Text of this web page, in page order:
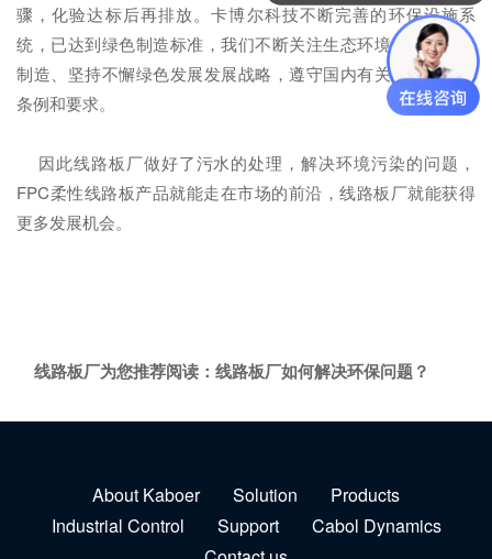
骤，化验达标后再排放。卡博尔科技不断完善的环保设施系
统，已达到绿色制造标准，我们不断关注生态环境保护与绿色
制造、坚持不懈绿色发展发展战略，遵守国内有关的环境保护
条例和要求。
因此线路板厂做好了污水的处理，解决环境污染的问题，
FPC柔性线路板产品就能走在市场的前沿，线路板厂就能获得
更多发展机会。
线路板厂为您推荐阅读： 线路板厂如何解决环保问题？
About Kaboer Solution
Products
Industrial Control
Support
Cabol Dynamics